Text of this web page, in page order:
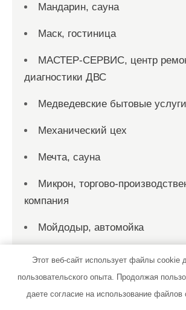
Мандарин, сауна
Маск, гостиница
МАСТЕР-СЕРВИС, центр
диагностики ДВС
Медведевские бытовые
Механический цех
Мечта, сауна
Микрон, торгово-
компания
Мойдодыр, автомойка
Мыльня на Лунной, банно-
оздоровительный комплекс
Этот веб-сайт использует файлы cookie
пользовательского опыта. Продолжая
даете согласие на использование файлов